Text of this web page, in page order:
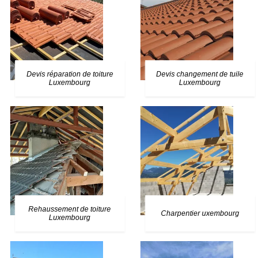
Devis réparation de toiture
Luxembourg
Devis changement de tuile
Luxembourg
Rehaussement de toiture
Luxembourg
Charpentier uxembourg